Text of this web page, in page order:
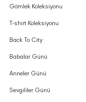
Gömlek Koleksiyonu
T-shirt Koleksiyonu
Back To City
Babalar Günü
Anneler Günü
Sevgililer Günü